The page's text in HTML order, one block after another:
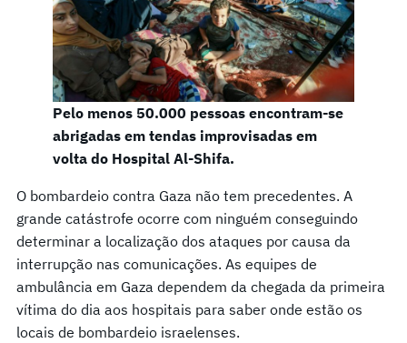
Pelo menos 50.000 pessoas encontram-se
abrigadas em tendas improvisadas em
volta do Hospital Al-Shifa.
O bombardeio contra Gaza não tem precedentes. A
grande catástrofe ocorre com ninguém conseguindo
determinar a localização dos ataques por causa da
interrupção nas comunicações. As equipes de
ambulância em Gaza dependem da chegada da primeira
vítima do dia aos hospitais para saber onde estão os
locais de bombardeio israelenses.